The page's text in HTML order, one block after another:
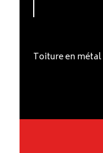
Toiture en métal